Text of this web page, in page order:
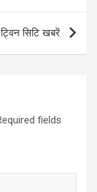
सिटि खबरें
fields